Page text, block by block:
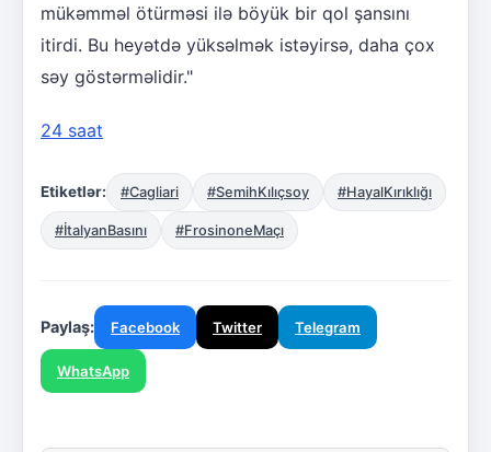
mükəmməl ötürməsi ilə böyük bir qol şansını
itirdi. Bu heyətdə yüksəlmək istəyirsə, daha çox
səy göstərməlidir."
24 saat
Etiketlər: #Cagliari #SemihKılıçsoy #HayalKırıklığı
#İtalyanBasını #FrosinoneMaçı
Paylaş: Facebook Twitter Telegram
WhatsApp